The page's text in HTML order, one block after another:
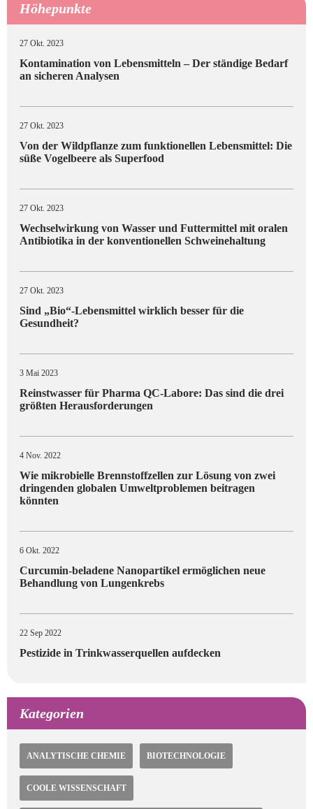
Höhepunkte
27 Okt. 2023
Kontamination von Lebensmitteln – Der ständige Bedarf
an sicheren Analysen
27 Okt. 2023
Von der Wildpflanze zum funktionellen Lebensmittel: Die
süße Vogelbeere als Superfood
27 Okt. 2023
Wechselwirkung von Wasser und Futtermittel mit oralen
Antibiotika in der konventionellen Schweinehaltung
27 Okt. 2023
Sind „Bio“-Lebensmittel wirklich besser für die
Gesundheit?
3 Mai 2023
Reinstwasser für Pharma QC-Labore: Das sind die drei
größten Herausforderungen
4 Nov. 2022
Wie mikrobielle Brennstoffzellen zur Lösung von zwei
dringenden globalen Umweltproblemen beitragen
könnten
6 Okt. 2022
Curcumin-beladene Nanopartikel ermöglichen neue
Behandlung von Lungenkrebs
22 Sep 2022
Pestizide in Trinkwasserquellen aufdecken
Kategorien
ANALYTISCHE CHEMIE BIOTECHNOLOGIE
COOLE WISSENSCHAFT